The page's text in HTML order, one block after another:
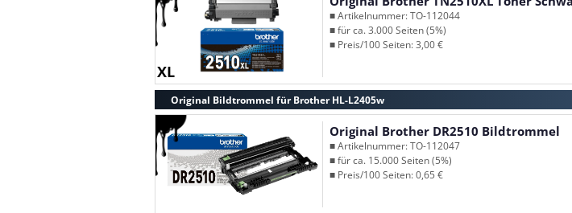
XL
■ Artikelnummer: TO-112044
■ für ca. 3.000 Seiten (5%)
■ Preis/100 Seiten: 3,00 €
Original Bildtrommel für Brother HL-L2405w
Original Brother DR2510 Bildtrommel
■ Artikelnummer: TO-112047
■ für ca. 15.000 Seiten (5%)
■ Preis/100 Seiten: 0,65 €